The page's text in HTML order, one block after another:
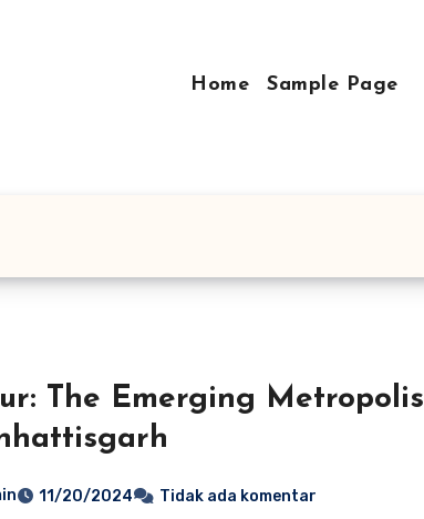
Home Sample Page
The Emerging Metropolis
11/20/2024 Tidak ada komentar